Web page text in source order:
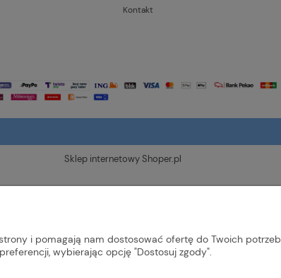
Kontakt
Sklep internetowy Shoper.pl
i pomagają nam dostosować ofertę do Twoich
wybierając opcję "Dostosuj zgody".